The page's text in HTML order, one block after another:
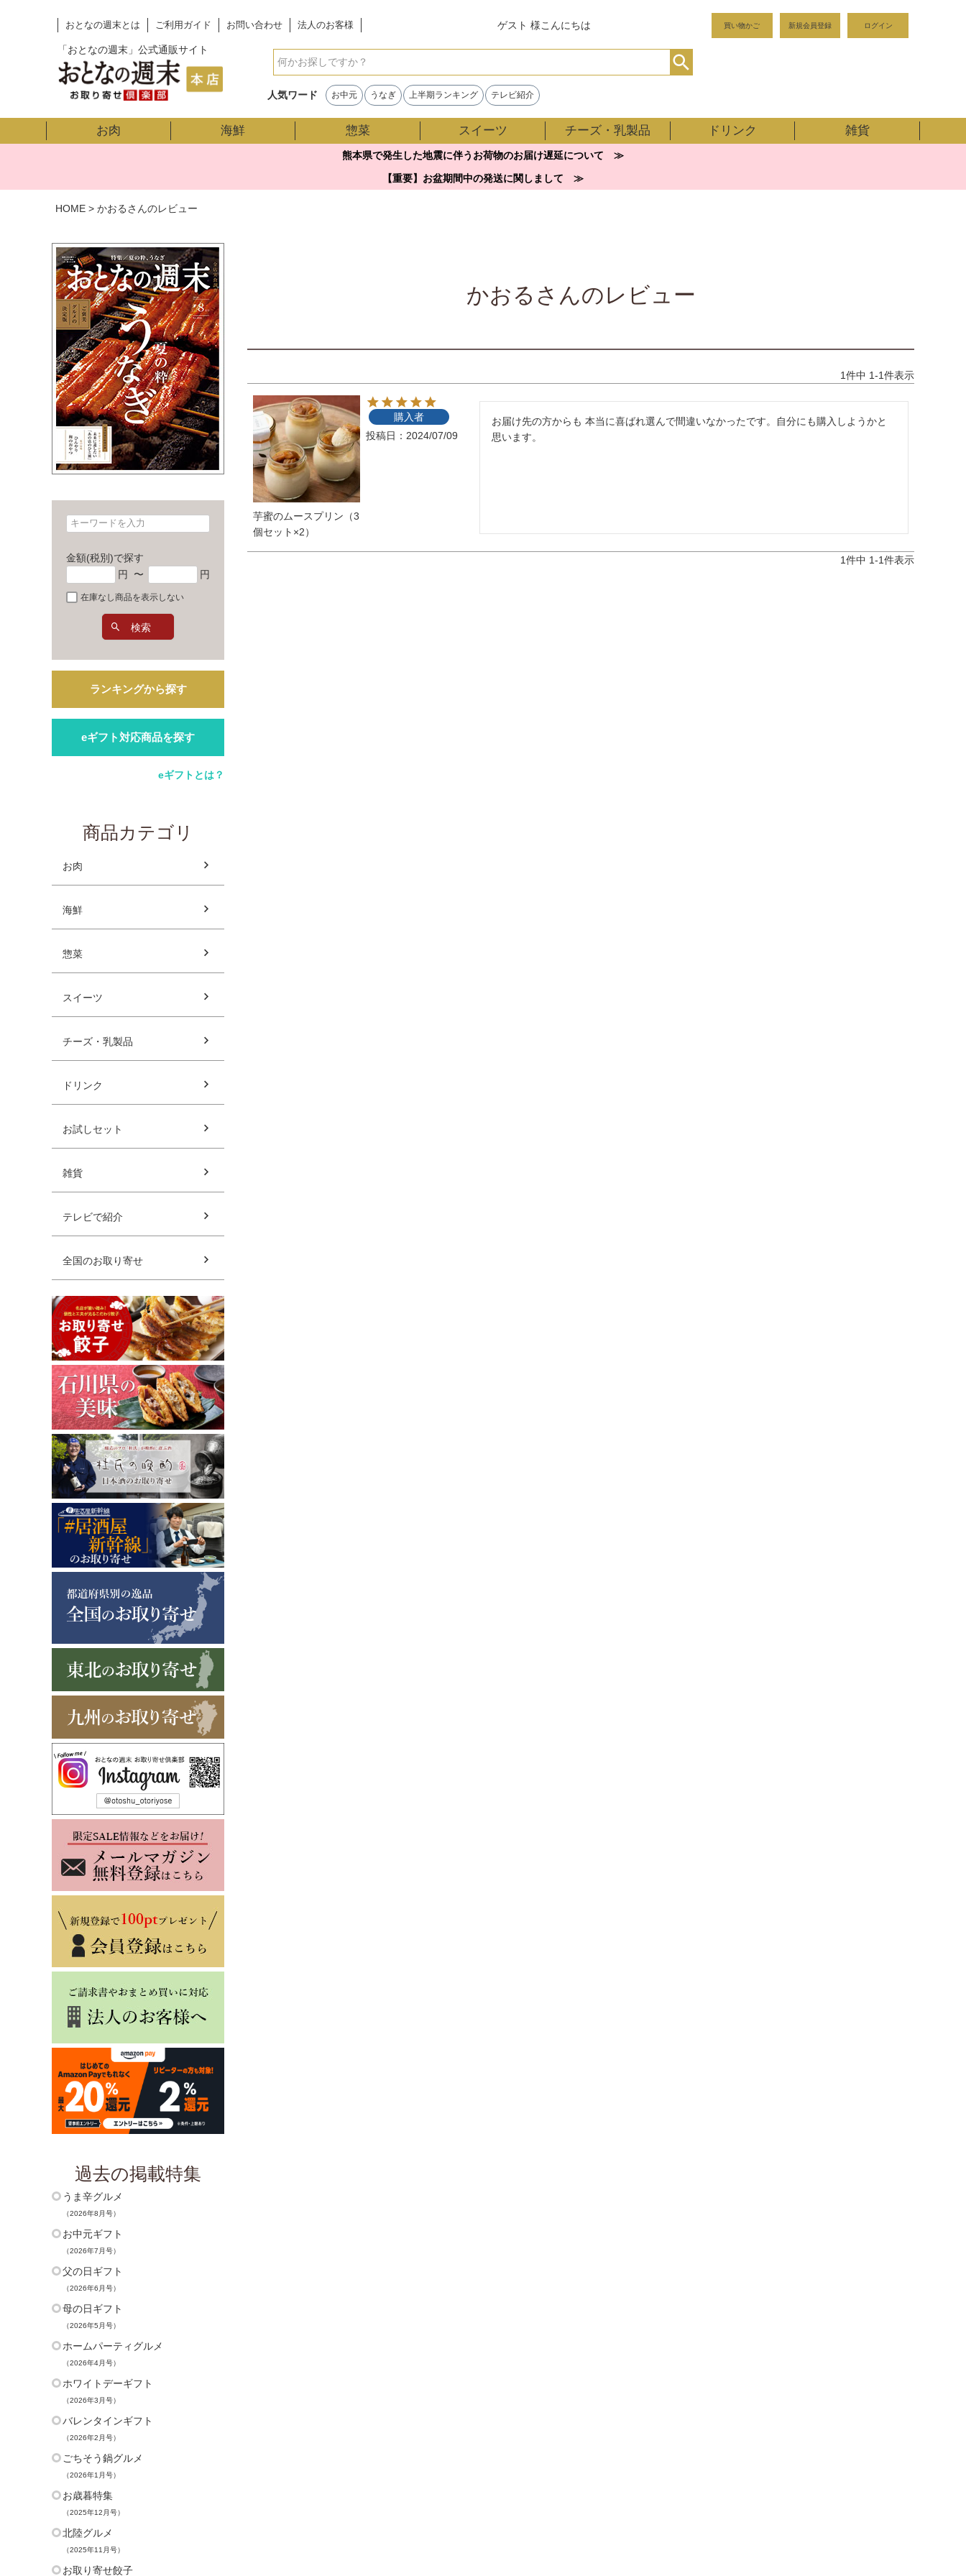
おとなの週末とは ご利用ガイド お問い合わせ 法人のお客様 ゲスト 様こんにちは
「おとなの週末」公式通販サイト
買い物かご 新規会員登録 ログイン
検索
人気ワード お中元 うなぎ 上半期ランキング テレビ紹介
お肉 海鮮 惣菜 スイーツ チーズ・乳製品 ドリンク 雑貨
熊本県で発生した地震に伴うお荷物のお届け遅延について ≫
【重要】お盆期間中の発送に関しまして ≫
HOME かおるさんのレビュー
金額(税別)で探す
円
〜 円
在庫なし商品を表示しない
検索
ランキングから探す
eギフト対応商品を探す
eギフトとは？
商品カテゴリ
お肉
海鮮
惣菜
スイーツ
チーズ・乳製品
ドリンク
お試しセット
雑貨
テレビで紹介
全国のお取り寄せ
過去の掲載特集
うま辛グルメ
（2026年8月号）
お中元ギフト
（2026年7月号）
父の日ギフト
（2026年6月号）
母の日ギフト
（2026年5月号）
ホームパーティグルメ
（2026年4月号）
ホワイトデーギフト
（2026年3月号）
バレンタインギフト
（2026年2月号）
ごちそう鍋グルメ
（2026年1月号）
お歳暮特集
（2025年12月号）
北陸グルメ
（2025年11月号）
お取り寄せ餃子
かおるさんのレビュー
1件中 1-1件表示
芋蜜のムースプリン（3
個セット×2）
購入者
投稿日
2024/07/09
お届け先の方からも 本当に喜ばれ選んで間違いなかったです。自分にも購入しようかと
思います。
1件中 1-1件表示